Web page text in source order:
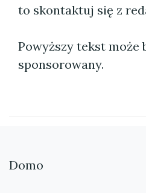
to skontaktuj się z
Powyższy tekst może
sponsorowany.
Domo